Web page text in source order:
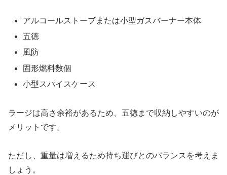
アルコールストーブまたは小型ガスバーナー本体
五徳
風防
固形燃料数個
小型スパイスケース
ラージは高さ余裕があるため、五徳まで収納しやすいのが
メリットです。
ただし、重量は増えるため持ち運びとのバランスを考えま
しょう。